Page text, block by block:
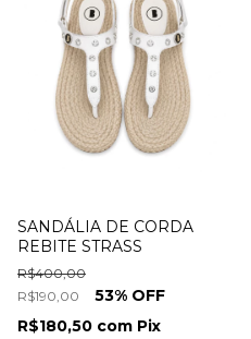
SANDÁLIA DE CORDA
REBITE STRASS
R$190,00
R$400,00
53% OFF
R$180,50 com Pix